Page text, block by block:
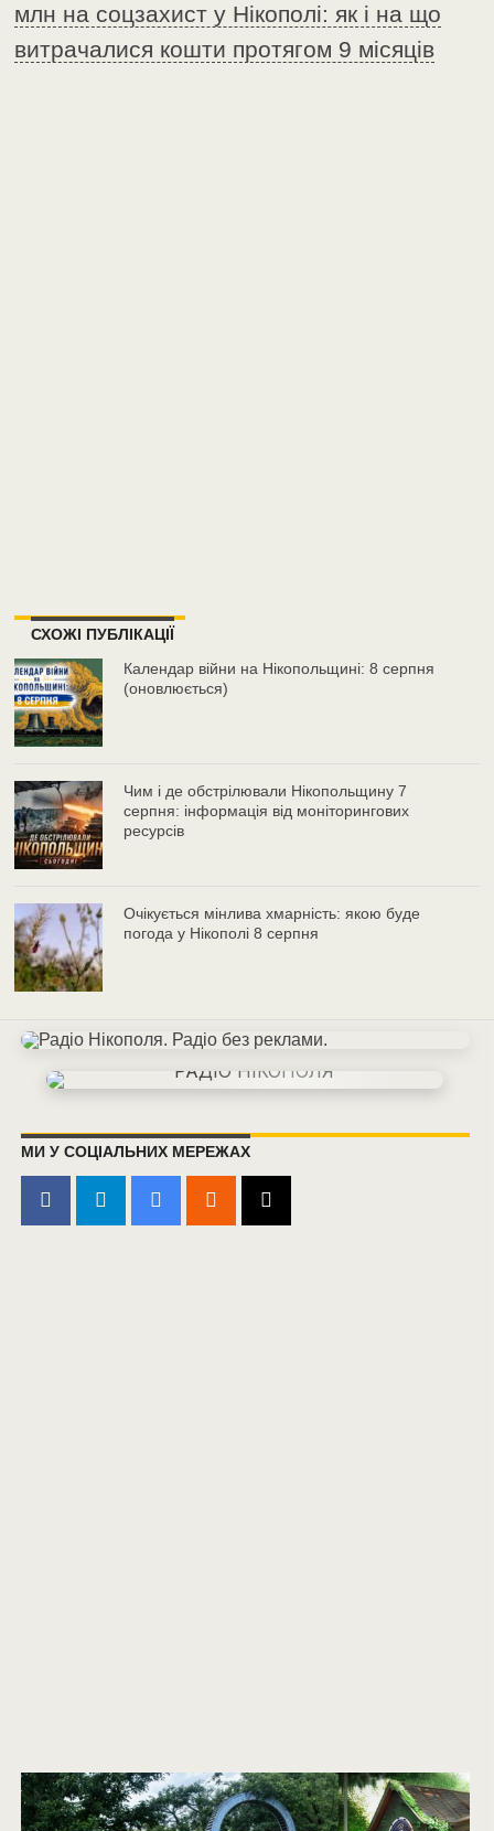
млн на соцзахист у Нікополі: як і на що
витрачалися кошти протягом 9 місяців
СХОЖІ ПУБЛІКАЦІЇ
Календар війни на Нікопольщині: 8 серпня
(оновлюється)
Чим і де обстрілювали Нікопольщину 7
серпня: інформація від моніторингових
ресурсів
Очікується мінлива хмарність: якою буде
погода у Нікополі 8 серпня
МИ У СОЦІАЛЬНИХ МЕРЕЖАХ